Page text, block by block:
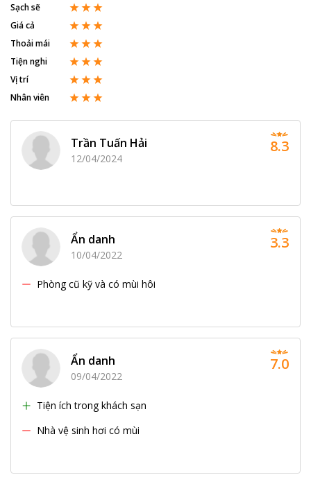
Sạch sẽ
Giá cả
Thoải mái
Tiện nghi
Vị trí
Nhân viên
Trần Tuấn Hải
12/04/2024
8.3
Ẩn danh
10/04/2022
Phòng cũ kỹ và có mùi hôi
3.3
Ẩn danh
09/04/2022
Tiện ích trong khách sạn
Nhà vệ sinh hơi có mùi
7.0